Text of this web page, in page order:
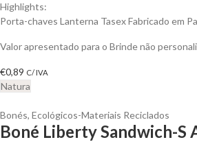
Highlights:
Porta-chaves Lanterna Tasex Fabricado em
Valor apresentado para o Brinde não
€0,89 C/ IVA
Natura
Bonés, Ecológicos-Materiais Reciclados
Boné Liberty Sandwich-S